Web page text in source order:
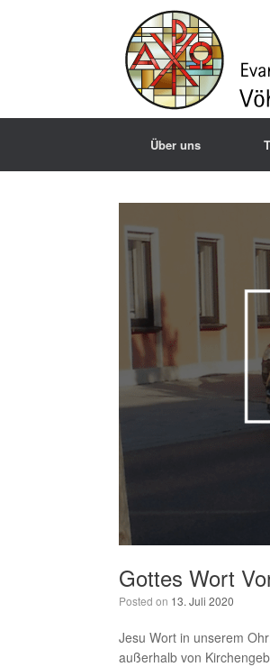
Über uns
Gottes Wort
Posted on 13. Juli 2020
Jesu Wort in unserem
außerhalb von